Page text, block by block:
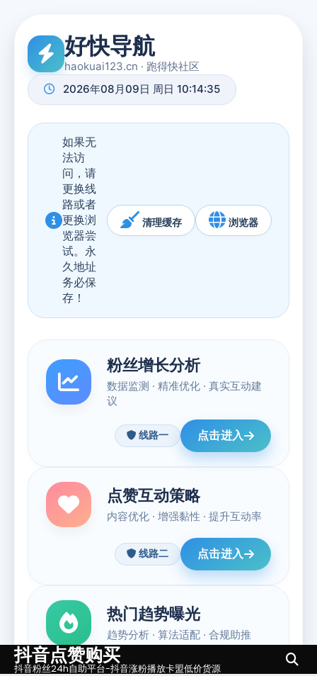
Skip抖音点赞购买
抖音粉丝24h自助平台-抖音涨粉播放卡盟低价货源